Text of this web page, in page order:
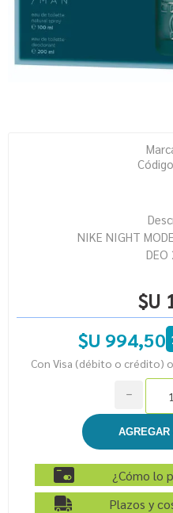
NIKE NIGHT
DEO
$U
$U 994,50
Con Visa (débito o crédito)
h
¿Cómo lo
Plazos y